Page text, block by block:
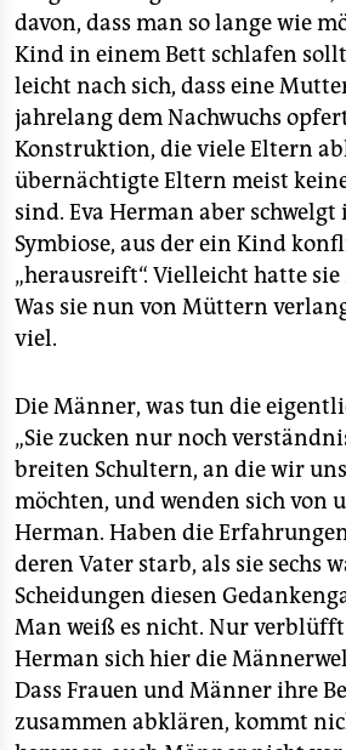
davon, dass man so lange wie
Kind in einem Bett schlafen
leicht nach sich, dass eine
jahrelang dem Nachwuchs
Konstruktion, die viele Eltern
übernächtigte Eltern meist
sind. Eva Herman aber
Symbiose, aus der ein Kind
„herausreift“. Vielleicht hatte
Was sie nun von Müttern
viel.
Die Männer, was tun die
„Sie zucken nur noch
breiten Schultern, an die wir
möchten, und wenden sich von
Herman. Haben die
deren Vater starb, als sie sechs
Scheidungen diesen
Man weiß es nicht. Nur verblüfft
Herman sich hier die
Dass Frauen und Männer ihre
zusammen abklären, kommt